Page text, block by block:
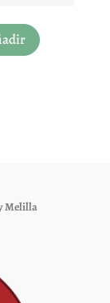
producto
Melilla